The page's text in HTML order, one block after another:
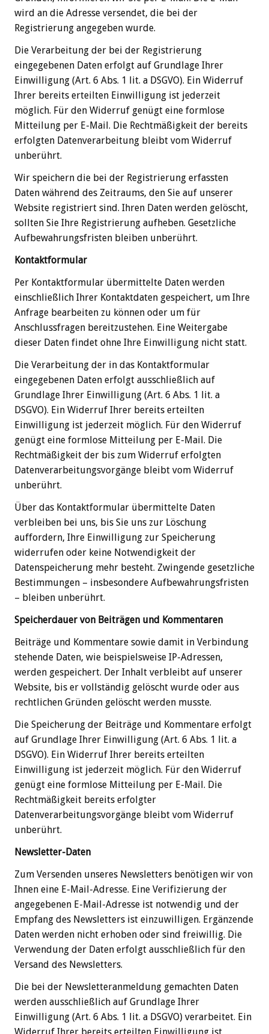
wird an die Adresse versendet, die bei der
Registrierung angegeben wurde.
Die Verarbeitung der bei der Registrierung
eingegebenen Daten erfolgt auf Grundlage Ihrer
Einwilligung (Art. 6 Abs. 1 lit. a DSGVO). Ein Widerruf
Ihrer bereits erteilten Einwilligung ist jederzeit
möglich. Für den Widerruf genügt eine formlose
Mitteilung per E-Mail. Die Rechtmäßigkeit der bereits
erfolgten Datenverarbeitung bleibt vom Widerruf
unberührt.
Wir speichern die bei der Registrierung erfassten
Daten während des Zeitraums, den Sie auf unserer
Website registriert sind. Ihren Daten werden gelöscht,
sollten Sie Ihre Registrierung aufheben. Gesetzliche
Aufbewahrungsfristen bleiben unberührt.
Kontaktformular
Per Kontaktformular übermittelte Daten werden
einschließlich Ihrer Kontaktdaten gespeichert, um Ihre
Anfrage bearbeiten zu können oder um für
Anschlussfragen bereitzustehen. Eine Weitergabe
dieser Daten findet ohne Ihre Einwilligung nicht statt.
Die Verarbeitung der in das Kontaktformular
eingegebenen Daten erfolgt ausschließlich auf
Grundlage Ihrer Einwilligung (Art. 6 Abs. 1 lit. a
DSGVO). Ein Widerruf Ihrer bereits erteilten
Einwilligung ist jederzeit möglich. Für den Widerruf
genügt eine formlose Mitteilung per E-Mail. Die
Rechtmäßigkeit der bis zum Widerruf erfolgten
Datenverarbeitungsvorgänge bleibt vom Widerruf
unberührt.
Über das Kontaktformular übermittelte Daten
verbleiben bei uns, bis Sie uns zur Löschung
auffordern, Ihre Einwilligung zur Speicherung
widerrufen oder keine Notwendigkeit der
Datenspeicherung mehr besteht. Zwingende gesetzliche
Bestimmungen – insbesondere Aufbewahrungsfristen
– bleiben unberührt.
Speicherdauer von Beiträgen und Kommentaren
Beiträge und Kommentare sowie damit in Verbindung
stehende Daten, wie beispielsweise IP-Adressen,
werden gespeichert. Der Inhalt verbleibt auf unserer
Website, bis er vollständig gelöscht wurde oder aus
rechtlichen Gründen gelöscht werden musste.
Die Speicherung der Beiträge und Kommentare erfolgt
auf Grundlage Ihrer Einwilligung (Art. 6 Abs. 1 lit. a
DSGVO). Ein Widerruf Ihrer bereits erteilten
Einwilligung ist jederzeit möglich. Für den Widerruf
genügt eine formlose Mitteilung per E-Mail. Die
Rechtmäßigkeit bereits erfolgter
Datenverarbeitungsvorgänge bleibt vom Widerruf
unberührt.
Newsletter-Daten
Zum Versenden unseres Newsletters benötigen wir von
Ihnen eine E-Mail-Adresse. Eine Verifizierung der
angegebenen E-Mail-Adresse ist notwendig und der
Empfang des Newsletters ist einzuwilligen. Ergänzende
Daten werden nicht erhoben oder sind freiwillig. Die
Verwendung der Daten erfolgt ausschließlich für den
Versand des Newsletters.
Die bei der Newsletteranmeldung gemachten Daten
werden ausschließlich auf Grundlage Ihrer
Einwilligung (Art. 6 Abs. 1 lit. a DSGVO) verarbeitet. Ein